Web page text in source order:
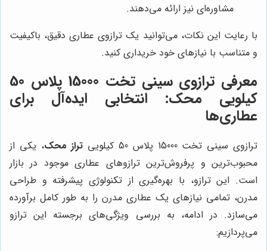
مشاوره‌ای نیز ارائه می‌دهند.
با رعایت این نکات، می‌توانید یک ترازوی عطاری دقیق، باکیفیت
و متناسب با نیازهای خود خریداری کنید.
معرفی ترازوی سینی تخت 15000 پلاس 50
کیلویی محک: انتخابی ایده‌آل برای
عطاری‌ها
ترازوی سینی تخت 15000 پلاس 50 کیلویی تراز محک، یکی از
محبوب‌ترین و پرفروش‌ترین ترازوهای عطاری موجود در بازار
است. این ترازو، با بهره‌گیری از تکنولوژی پیشرفته و طراحی
مدرن، تمامی نیازهای یک عطاری مدرن را به طور کامل برآورده
می‌سازد. در ادامه، به بررسی ویژگی‌های برجسته این ترازو
می‌پردازیم: